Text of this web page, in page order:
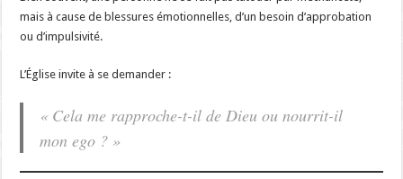
mais à cause de blessures émotionnelles, d’un besoin d’approbation
ou d’impulsivité.
L’Église invite à se demander :
« Cela me rapproche-t-il de Dieu ou nourrit-il
mon ego ? »